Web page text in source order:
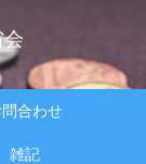
問合わせ
雑記